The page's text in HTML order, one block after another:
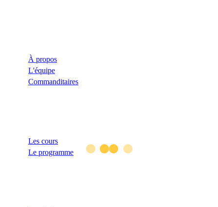
À propos
L'équipe
Commanditaires
Les cours
Le programme